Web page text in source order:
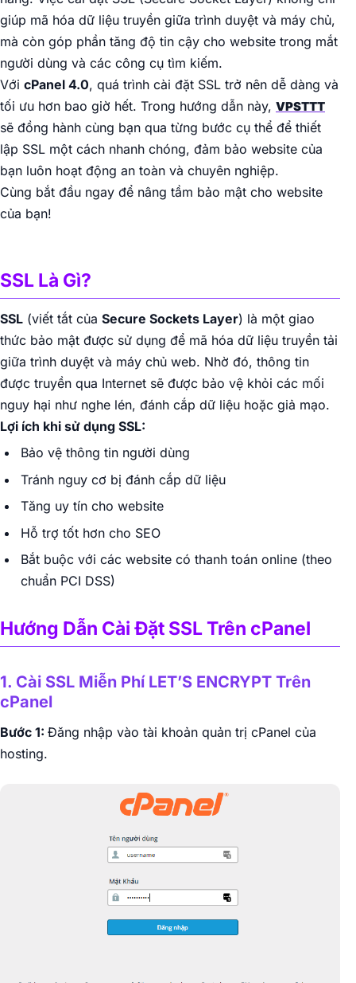
giúp mã hóa dữ liệu truyền giữa trình duyệt và máy chủ,
mà còn góp phần tăng độ tin cậy cho website trong mắt
người dùng và các công cụ tìm kiếm.
Với cPanel 4.0, quá trình cài đặt SSL trở nên dễ dàng và
tối ưu hơn bao giờ hết. Trong hướng dẫn này, VPSTTT
sẽ đồng hành cùng bạn qua từng bước cụ thể để thiết
lập SSL một cách nhanh chóng, đảm bảo website của
bạn luôn hoạt động an toàn và chuyên nghiệp.
Cùng bắt đầu ngay để nâng tầm bảo mật cho website
của bạn!
SSL Là Gì?
SSL (viết tắt của Secure Sockets Layer) là một giao
thức bảo mật được sử dụng để mã hóa dữ liệu truyền tải
giữa trình duyệt và máy chủ web. Nhờ đó, thông tin
được truyền qua Internet sẽ được bảo vệ khỏi các mối
nguy hại như nghe lén, đánh cắp dữ liệu hoặc giả mạo.
Lợi ích khi sử dụng SSL:
Bảo vệ thông tin người dùng
Tránh nguy cơ bị đánh cắp dữ liệu
Tăng uy tín cho website
Hỗ trợ tốt hơn cho SEO
Bắt buộc với các website có thanh toán online (theo
chuẩn PCI DSS)
Hướng Dẫn Cài Đặt SSL Trên cPanel
1. Cài SSL Miễn Phí LET’S ENCRYPT Trên
cPanel
Bước 1: Đăng nhập vào tài khoản quản trị cPanel của
hosting.